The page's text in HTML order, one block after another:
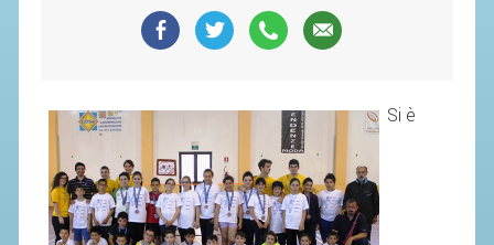
Si è
SEGRETERIA FEDERALE
CONTATTI
RESPONSABILITÀ SOCIALE
SAFEGUARDING
RICHIESTA PATROCINIO